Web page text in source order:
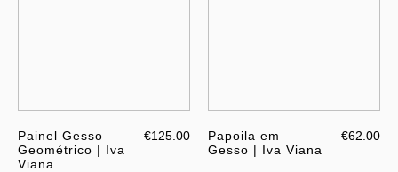
Painel Gesso
Geométrico | Iva
Viana
€125.00
Papoila em
Gesso | Iva Viana
€62.00